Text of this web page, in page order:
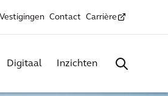
Vestigingen Contact Carrière
Digitaal Inzichten